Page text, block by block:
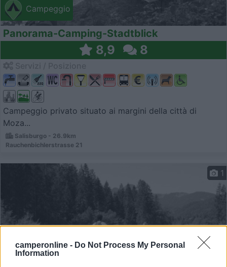
camperonline - Do Not Process My Personal
Information
Campeggio
Panorama-Camping-Stadtblick
8,9 8
Campeggio privato situato ai margini della città di
Moza...
Salisburgo - 26.9km
Rauchenbichlerstrasse 21
1